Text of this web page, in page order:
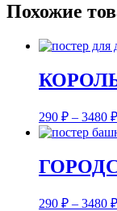
Похожие
290 ₽ – 3480 ₽
290 ₽ – 3480 ₽